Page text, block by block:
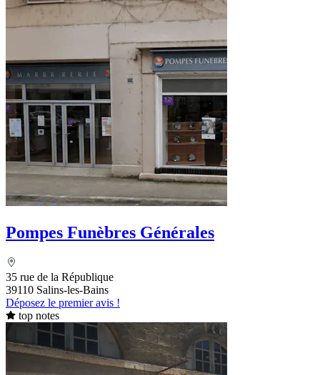
Pompes Funèbres Générales
35 rue de la République
39110 Salins-les-Bains
Déposez le premier avis !
top notes